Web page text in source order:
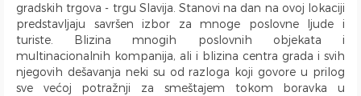
Naselje Belvil
Apartmani u blizini Surčina
gradskih trgova - trgu Slavija. Stanovi na dan na ovoj lokaciji
predstavljaju savršen izbor za mnoge poslovne ljude i
turiste. Blizina mnogih poslovnih objekata i
multinacionalnih kompanija, ali i blizina centra grada i svih
njegovih dešavanja neki su od razloga koji govore u prilog
sve većoj potražnji za smeštajem tokom boravka u